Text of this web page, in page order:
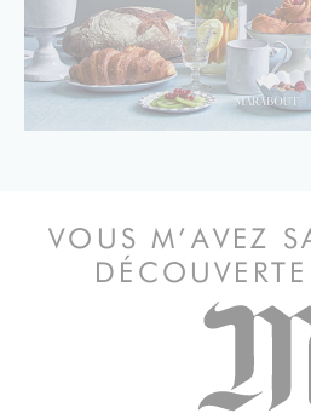
VOUS M’AVEZ